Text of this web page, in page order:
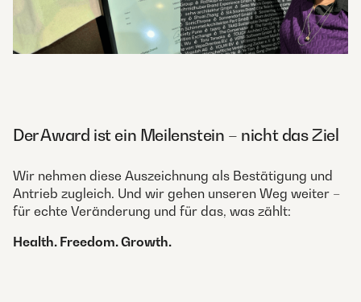
Der Award ist ein Meilenstein – nicht das Ziel
Wir nehmen diese Auszeichnung als Bestätigung und
Antrieb zugleich. Und wir gehen unseren Weg weiter –
für echte Veränderung und für das, was zählt:
Health. Freedom. Growth.